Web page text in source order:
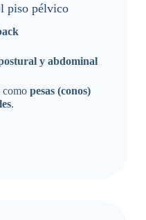
piso pélvico
y abdominal
como pesas (conos)
.